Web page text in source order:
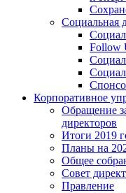
Социальная
Follow
Корпоративное
Обращение
директоров
Итоги 2019
Планы на
Общее
Совет
Правление